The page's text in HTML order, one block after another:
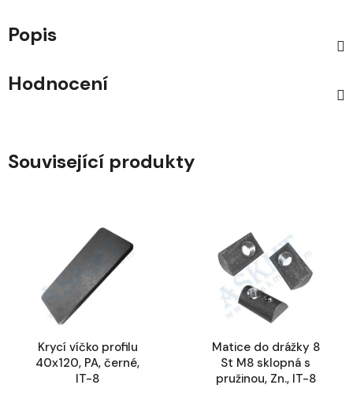
Popis
Hodnocení
Související produkty
Krycí víčko profilu
40x120, PA, černé,
IT-8
Matice do drážky 8
St M8 sklopná s
pružinou, Zn., IT-8